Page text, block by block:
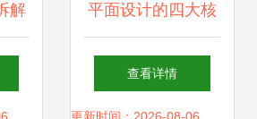
解 平面设计的四大核
心元素 打造视觉冲
查看详情